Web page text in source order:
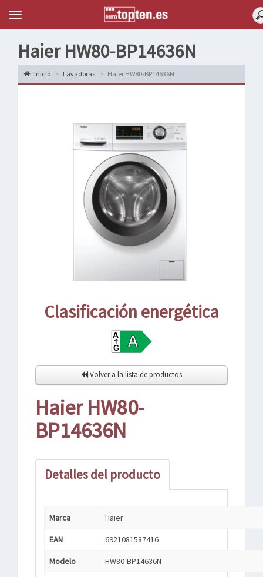
Topten
Menu
Haier HW80-BP14636N
Inicio Lavadoras Haier HW80-BP14636N
Clasificación energética
Volver a la lista de productos
Haier HW80-
BP14636N
Detalles del producto
Marca Haier
EAN 6921081587416
Modelo HW80-BP14636N